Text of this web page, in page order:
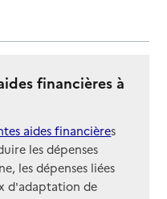
financières à
aides financières
les dépenses
les dépenses liées
d'adaptation de